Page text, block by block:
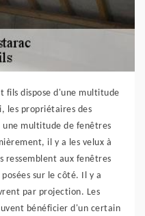
fils dispose d'une multitude
les propriétaires des
multitude de fenêtres
il y a les velux à
ressemblent aux fenêtres
sur le côté. Il y a
par projection. Les
bénéficier d'un certain